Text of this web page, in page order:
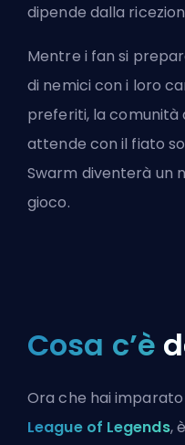
dipende dalla
Mentre i fan si
di nemici con i loro
preferiti, la comunità
attende con il fiato
Swarm diventerà un
gioco.
Cosa c’è
Ora che hai
League of Legends,